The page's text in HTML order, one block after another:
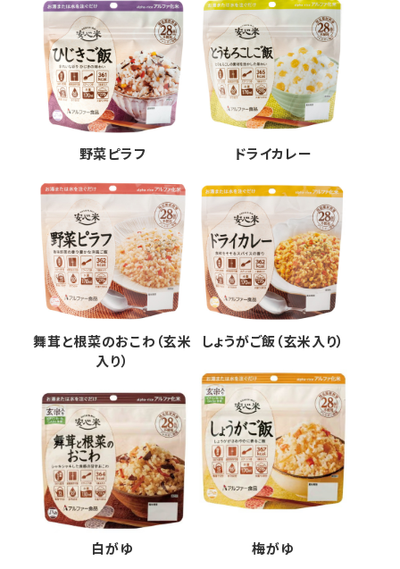
野菜ピラフ ドライカレー
舞茸と根菜のおこわ（玄米
入り）
しょうがご飯（玄米入り）
白がゆ 梅がゆ